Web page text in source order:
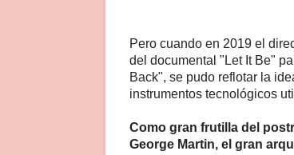
Pero cuando en 2019 el
del documental "Let It Be"
Back", se pudo reflotar la
instrumentos tecnológicos
Como gran frutilla del
George Martin, el gran